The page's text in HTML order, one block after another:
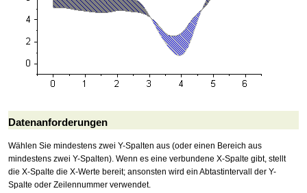
Datenanforderungen
Wählen Sie mindestens zwei Y-Spalten aus (oder einen Bereich aus
mindestens zwei Y-Spalten). Wenn es eine verbundene X-Spalte gibt, stellt
die X-Spalte die X-Werte bereit; ansonsten wird ein Abtastintervall der Y-
Spalte oder Zeilennummer verwendet.